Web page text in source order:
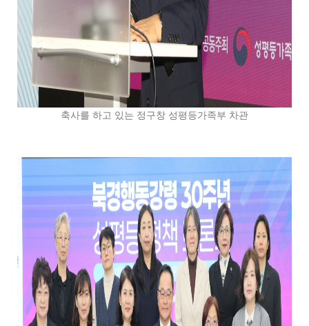
축사를 하고 있는 정구창 성평등가족부 차관